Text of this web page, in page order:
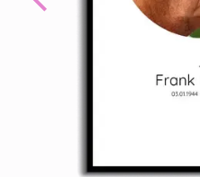
Previous